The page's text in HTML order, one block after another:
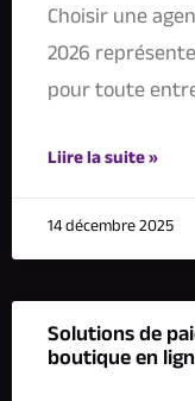
Choisir une
2026
pour toute
Liire la suite »
14 décembre 2025
Solutions de
boutique en